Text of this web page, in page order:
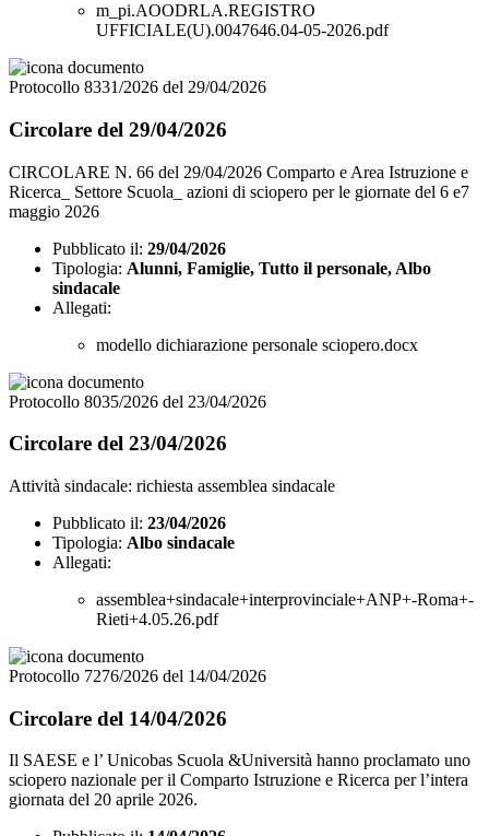
m_pi.AOODRLA.REGISTRO
UFFICIALE(U).0047646.04-05-2026.pdf
Protocollo 8331/2026 del 29/04/2026
Circolare del 29/04/2026
CIRCOLARE N. 66 del 29/04/2026 Comparto e Area Istruzione e
Ricerca_ Settore Scuola_ azioni di sciopero per le giornate del 6 e7
maggio 2026
Pubblicato il: 29/04/2026
Tipologia: Alunni, Famiglie, Tutto il personale, Albo
sindacale
Allegati:
modello dichiarazione personale sciopero.docx
Protocollo 8035/2026 del 23/04/2026
Circolare del 23/04/2026
Attività sindacale: richiesta assemblea sindacale
Pubblicato il: 23/04/2026
Tipologia: Albo sindacale
Allegati:
assemblea+sindacale+interprovinciale+ANP+-Roma+-
Rieti+4.05.26.pdf
Protocollo 7276/2026 del 14/04/2026
Circolare del 14/04/2026
Il SAESE e l’ Unicobas Scuola &Università hanno proclamato uno
sciopero nazionale per il Comparto Istruzione e Ricerca per l’intera
giornata del 20 aprile 2026.